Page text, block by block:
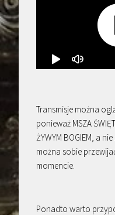
Transmisje można
ponieważ MSZA
ŻYWYM BOGIEM, a
można sobie
momencie.
Ponadto warto